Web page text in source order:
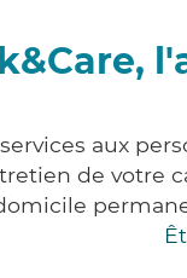
aux
de votre